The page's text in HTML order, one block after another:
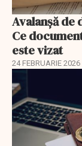
Avalanșă
Ce
este vizat
24 FEBRUARIE 2026